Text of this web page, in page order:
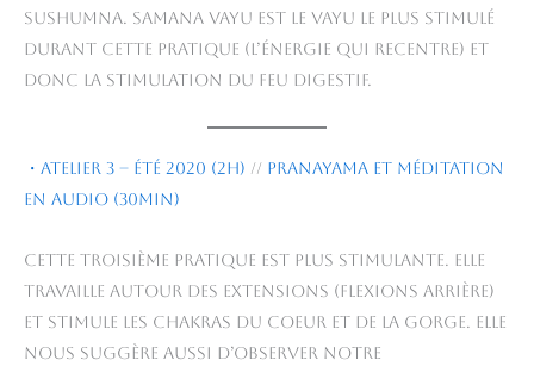
sushumna. Samana vayu est le vayu le plus stimulé
durant cette pratique (l’énergie qui recentre) et
donc la stimulation du feu digestif.
・Atelier 3 – été 2020 (2h) // Pranayama et méditation
en audio (30min)
Cette troisième pratique est plus stimulante. Elle
travaille autour des extensions (flexions arrière)
et stimule les chakras du coeur et de la gorge. Elle
nous suggère aussi d’observer notre